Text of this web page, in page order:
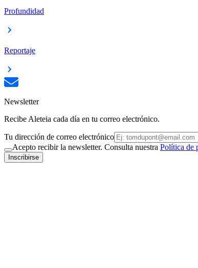
Profundidad
Reportaje
Newsletter
Recibe Aleteia cada día en tu correo electrónico.
Tu dirección de correo electrónico
Acepto recibir la newsletter. Consulta nuestra Política de
Inscribirse